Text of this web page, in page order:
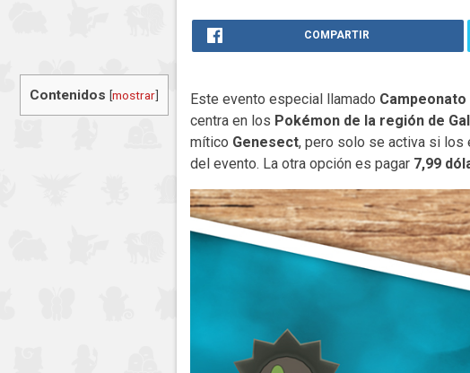
COMPARTIR
Contenidos [mostrar] Este evento especial llamado Campeonato
centra en los Pokémon de la región de
mítico Genesect, pero solo se activa si los
del evento. La otra opción es pagar 7,99